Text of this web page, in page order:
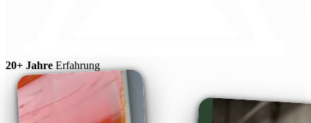
20+ Jahre Erfahrung